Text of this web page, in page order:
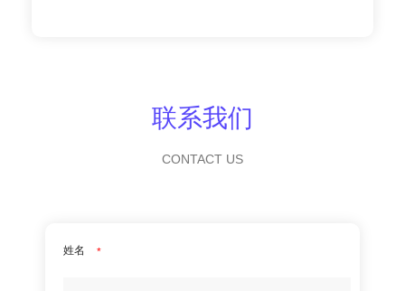
联系我们
CONTACT US
姓名 *